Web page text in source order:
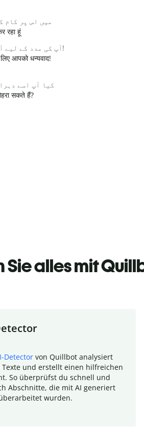
میں اس پر کام
रहा हूं
آپ کی مدد کے لیے آپ کا شکریہ!
आपको धन्यवाद!
کیا آپ اسے
सकते हैं?
Sie alles mit
Detector von Quillbot analysiert
Texte und erstellt einen hilfreichen
So überprüfst du schnell und
Abschnitte, die mit AI generiert
wurden.